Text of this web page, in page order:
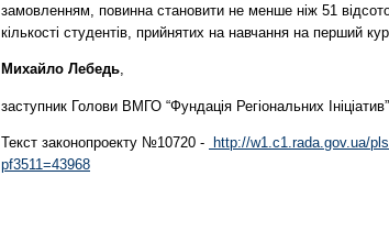
замовленням, повинна становити не менше ніж 51
кількості студентів, прийнятих на навчання на перший
Михайло Лебедь,
заступник Голови ВМГО “Фундація Регіональних
Текст законопроекту №10720 -
http://w1.c1.rada.gov.ua/
pf3511=43968